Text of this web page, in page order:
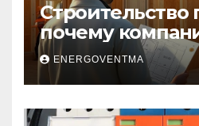
Строительство
почему
цикла меняют
недвижимости
ENERGOVENTMA